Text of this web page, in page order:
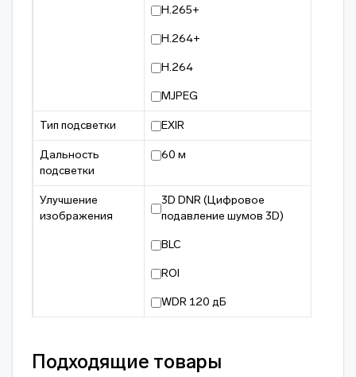
H.265+
H.264+
H.264
MJPEG
Тип подсветки EXIR
Дальность
подсветки
60 м
Улучшение
изображения
3D DNR (Цифровое
подавление шумов 3D)
BLC
ROI
WDR 120 дБ
Подходящие товары